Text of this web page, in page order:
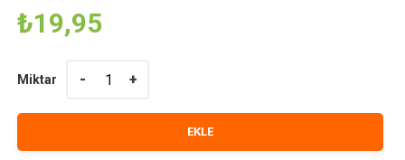
₺19,95
Miktar
EKLE